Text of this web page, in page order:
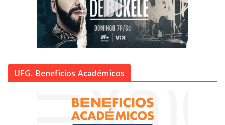
UFG. Beneficios Académicos